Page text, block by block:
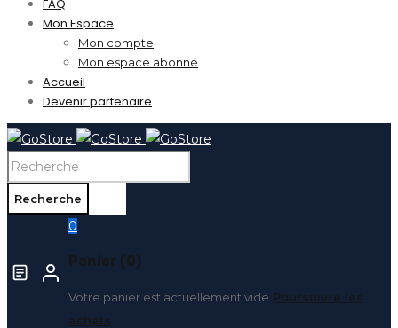
FAQ
Mon Espace
Mon compte
Mon espace abonné
Accueil
Devenir partenaire
0
Panier (0)
Votre panier est actuellement vide Poursuivre les
achats